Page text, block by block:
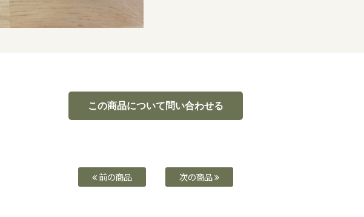
前の商品 次の商品